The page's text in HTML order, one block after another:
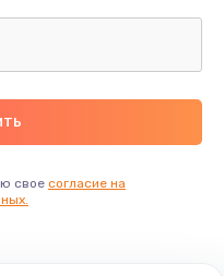
свое согласие на